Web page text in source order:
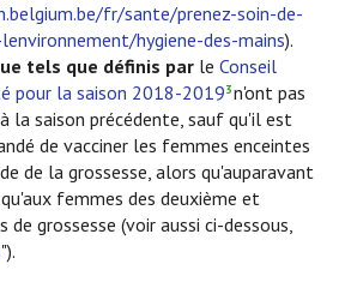
fr/sante/prenez-soin-de-
hygiene-des-mains).
tels que définis par le Conseil
pour la saison 2018-20193n'ont pas
la saison précédente, sauf qu'il est
de vacciner les femmes enceintes
de la grossesse, alors qu'auparavant
femmes des deuxième et
grossesse (voir aussi ci-dessous,
").